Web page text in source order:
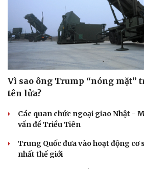
Sản phụ khoa
Nhi khoa
Nam khoa
Phòng mạch online
Ăn sạch sống khỏe
Blog
Tình
Vì sao ông Trump “nóng mặt”
tên lửa?
Các quan chức ngoại giao Nhật -
vấn đề Triều Tiên
Trung Quốc đưa vào hoạt động cơ
nhất thế giới